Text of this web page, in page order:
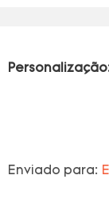
Enviado para: